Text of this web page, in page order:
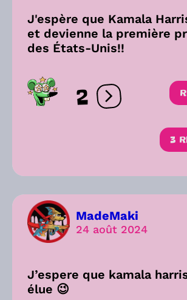
J'espère que Kamala
et devienne la première
des États-Unis!!
2 Ouvrir les
3
MadeMaki
24 août 2024
J’espere que kamala
élue 😉